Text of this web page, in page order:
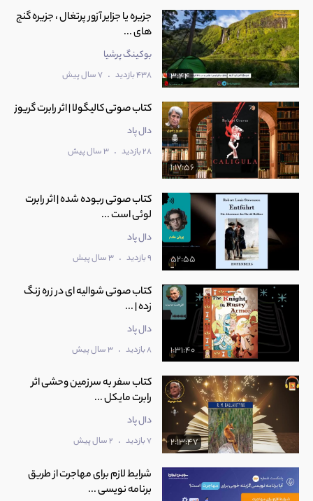
3:44
جزیره یا جزایر آزور پرتغال ، جزیره گنج
های ...
بوکینگ پرشیا
438 بازدید . 7 سال پیش
1:17:56
کتاب صوتی کالیگولا | اثر رابرت گریوز
دال پاد
28 بازدید . 3 سال پیش
52:55
کتاب صوتی ربوده شده | اثر رابرت
لوئی است ...
دال پاد
9 بازدید . 3 سال پیش
1:31:40
کتاب صوتی شوالیه‌ ای در زره زنگ‌‌
زده | ...
دال پاد
8 بازدید . 3 سال پیش
2:13:47
کتاب سفر به سرزمین وحشی اثر
رابرت مایکل ...
دال پاد
7 بازدید . 2 سال پیش
شرایط لازم برای مهاجرت از طریق
برنامه نویسی ...